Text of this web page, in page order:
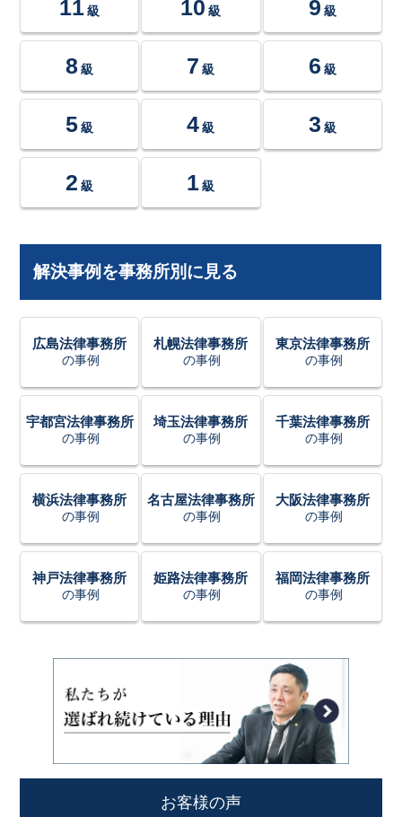
11 級 10 級 9 級
8 級 7 級 6 級
5 級 4 級 3 級
2 級 1 級
解決事例を事務所別に見る
広島法律事務所
の事例
札幌法律事務所
の事例
東京法律事務所
の事例
宇都宮法律事務所
の事例
埼玉法律事務所
の事例
千葉法律事務所
の事例
横浜法律事務所
の事例
名古屋法律事務所
の事例
大阪法律事務所
の事例
神戸法律事務所
の事例
姫路法律事務所
の事例
福岡法律事務所
の事例
お客様の声